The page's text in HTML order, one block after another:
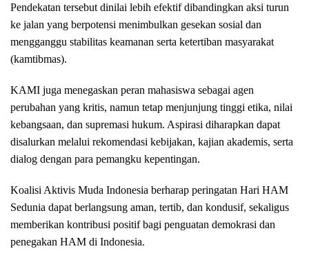
Pendekatan tersebut dinilai lebih efektif dibandingkan aksi turun
ke jalan yang berpotensi menimbulkan gesekan sosial dan
mengganggu stabilitas keamanan serta ketertiban masyarakat
(kamtibmas).
KAMI juga menegaskan peran mahasiswa sebagai agen
perubahan yang kritis, namun tetap menjunjung tinggi etika, nilai
kebangsaan, dan supremasi hukum. Aspirasi diharapkan dapat
disalurkan melalui rekomendasi kebijakan, kajian akademis, serta
dialog dengan para pemangku kepentingan.
Koalisi Aktivis Muda Indonesia berharap peringatan Hari HAM
Sedunia dapat berlangsung aman, tertib, dan kondusif, sekaligus
memberikan kontribusi positif bagi penguatan demokrasi dan
penegakan HAM di Indonesia.